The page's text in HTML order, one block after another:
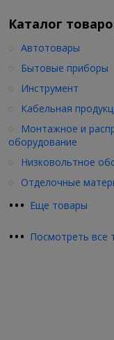
Каталог
••• Еще товары
Автотовары
Бытовые приборы
Инструмент
Кабельная
Монтажное и
оборудование
Низковольтное
Отделочные
••• Посмотреть все